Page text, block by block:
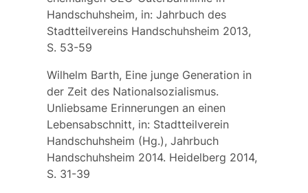
Handschuhsheim, in: Jahrbuch des
Stadtteilvereins Handschuhsheim 2013,
S. 53-59
Wilhelm Barth, Eine junge Generation in
der Zeit des Nationalsozialismus.
Unliebsame Erinnerungen an einen
Lebensabschnitt, in: Stadtteilverein
Handschuhsheim (Hg.), Jahrbuch
Handschuhsheim 2014. Heidelberg 2014,
S. 31-39